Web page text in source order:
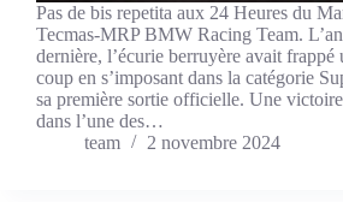
Pas de bis repetita aux 24 Heures du
Tecmas-MRP BMW Racing Team.
dernière, l’écurie berruyère avait frappé
coup en s’imposant dans la catégorie
sa première sortie officielle. Une
dans l’une des…
team
2 novembre 2024